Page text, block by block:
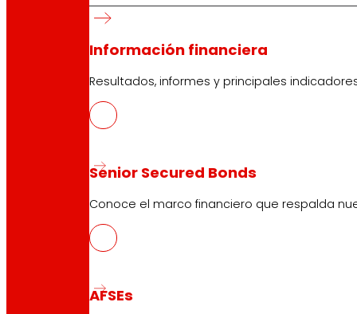
Información financiera
Resultados, informes y principales
Senior Secured Bonds
Conoce el marco financiero que respalda
AFSEs
Asimismo, WWF sigue desarrollando contenidos
de Alimentación de la Fundación EROSKI
Acerca de EROSKI
Galicia y colíder en Baleares. Su red comercial, a
de deporte y otros negocios no alimentarios.